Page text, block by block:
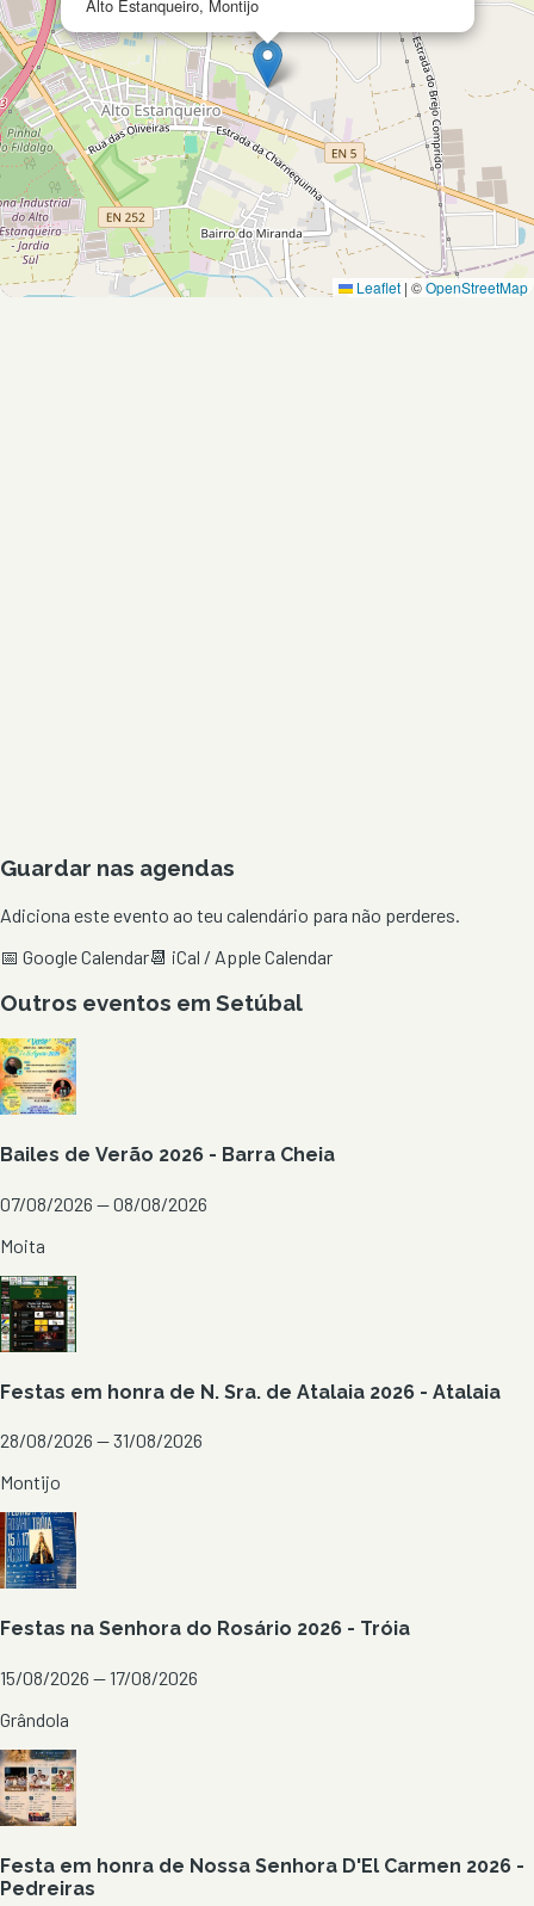
Alto Estanqueiro, Montijo
Leaflet | ©OpenStreetMap
Guardar nas agendas
Adiciona este evento ao teu calendário para não perderes.
📅 Google Calendar📆 iCal / Apple Calendar
Outros eventos em Setúbal
Bailes de Verão 2026 - Barra Cheia
07/08/2026 — 08/08/2026
Moita
Festas em honra de N. Sra. de Atalaia 2026 - Atalaia
28/08/2026 — 31/08/2026
Montijo
Festas na Senhora do Rosário 2026 - Tróia
15/08/2026 — 17/08/2026
Grândola
Festa em honra de Nossa Senhora D'El Carmen 2026 -
Pedreiras